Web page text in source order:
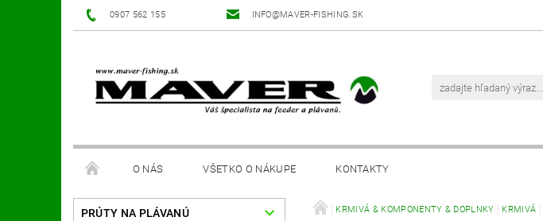
0907 562 155 INFO@MAVER-FISHING.SK
O NÁS VŠETKO O NÁKUPE KONTAKTY
PRÚTY NA PLÁVANÚ KRMIVÁ & KOMPONENTY & DOPLNKY KRMIVÁ